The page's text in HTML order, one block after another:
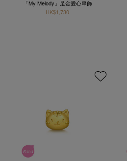
「My Melody」足金愛心串飾
HK$1,730